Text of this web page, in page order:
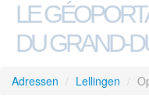
LE
DU GRAND-
Adressen / Lellingen /